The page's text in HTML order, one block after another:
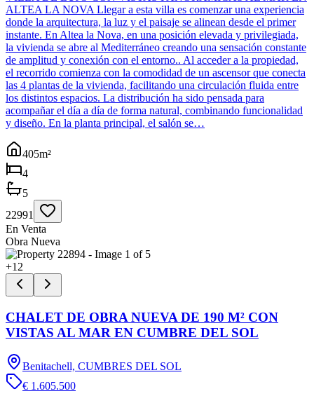
ALTEA LA NOVA Llegar a esta villa es comenzar una experiencia
donde la arquitectura, la luz y el paisaje se alinean desde el primer
instante. En Altea la Nova, en una posición elevada y privilegiada,
la vivienda se abre al Mediterráneo creando una sensación constante
de amplitud y conexión con el entorno.. Al acceder a la propiedad,
el recorrido comienza con la comodidad de un ascensor que conecta
las 4 plantas de la vivienda, facilitando una circulación fluida entre
los distintos espacios. La distribución ha sido pensada para
acompañar el día a día de forma natural, combinando funcionalidad
y diseño. En la planta principal, el salón se…
405m²
4
5
22991
En Venta
Obra Nueva
+12
CHALET DE OBRA NUEVA DE 190 M² CON
VISTAS AL MAR EN CUMBRE DEL SOL
Benitachell, CUMBRES DEL SOL
€ 1.605.500